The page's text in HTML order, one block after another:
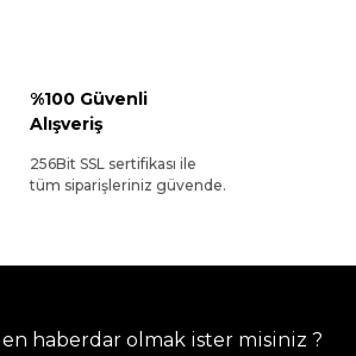
%100 Güvenli
Alışveriş
256Bit SSL sertifikası ile
tüm siparişleriniz güvende.
haberdar olmak ister misiniz ?